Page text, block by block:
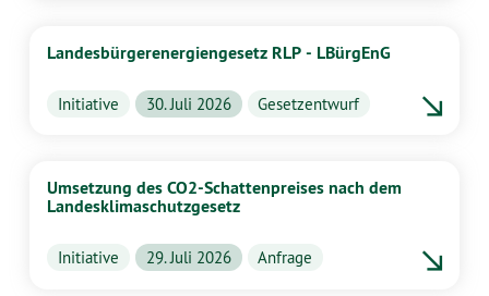
Landesbürgerenergiengesetz RLP - LBürgEnG
Initiative 30. Juli 2026 Gesetzentwurf
Umsetzung des CO2-Schattenpreises nach dem
Landesklimaschutzgesetz
Initiative 29. Juli 2026 Anfrage